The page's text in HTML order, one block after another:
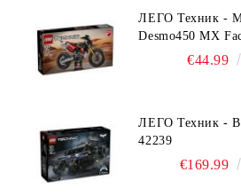
ЛЕГО Техник -
Desmo450 MX
€44.99
ЛЕГО Техник -
42239
€169.99